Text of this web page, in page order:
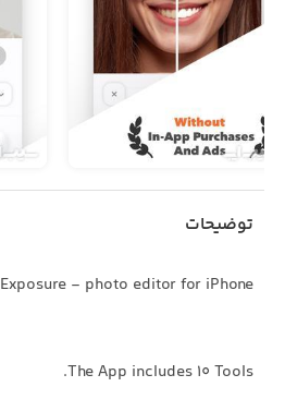
توضیحات
Exposure - photo editor for iPhone.
The App includes 10 Tools.